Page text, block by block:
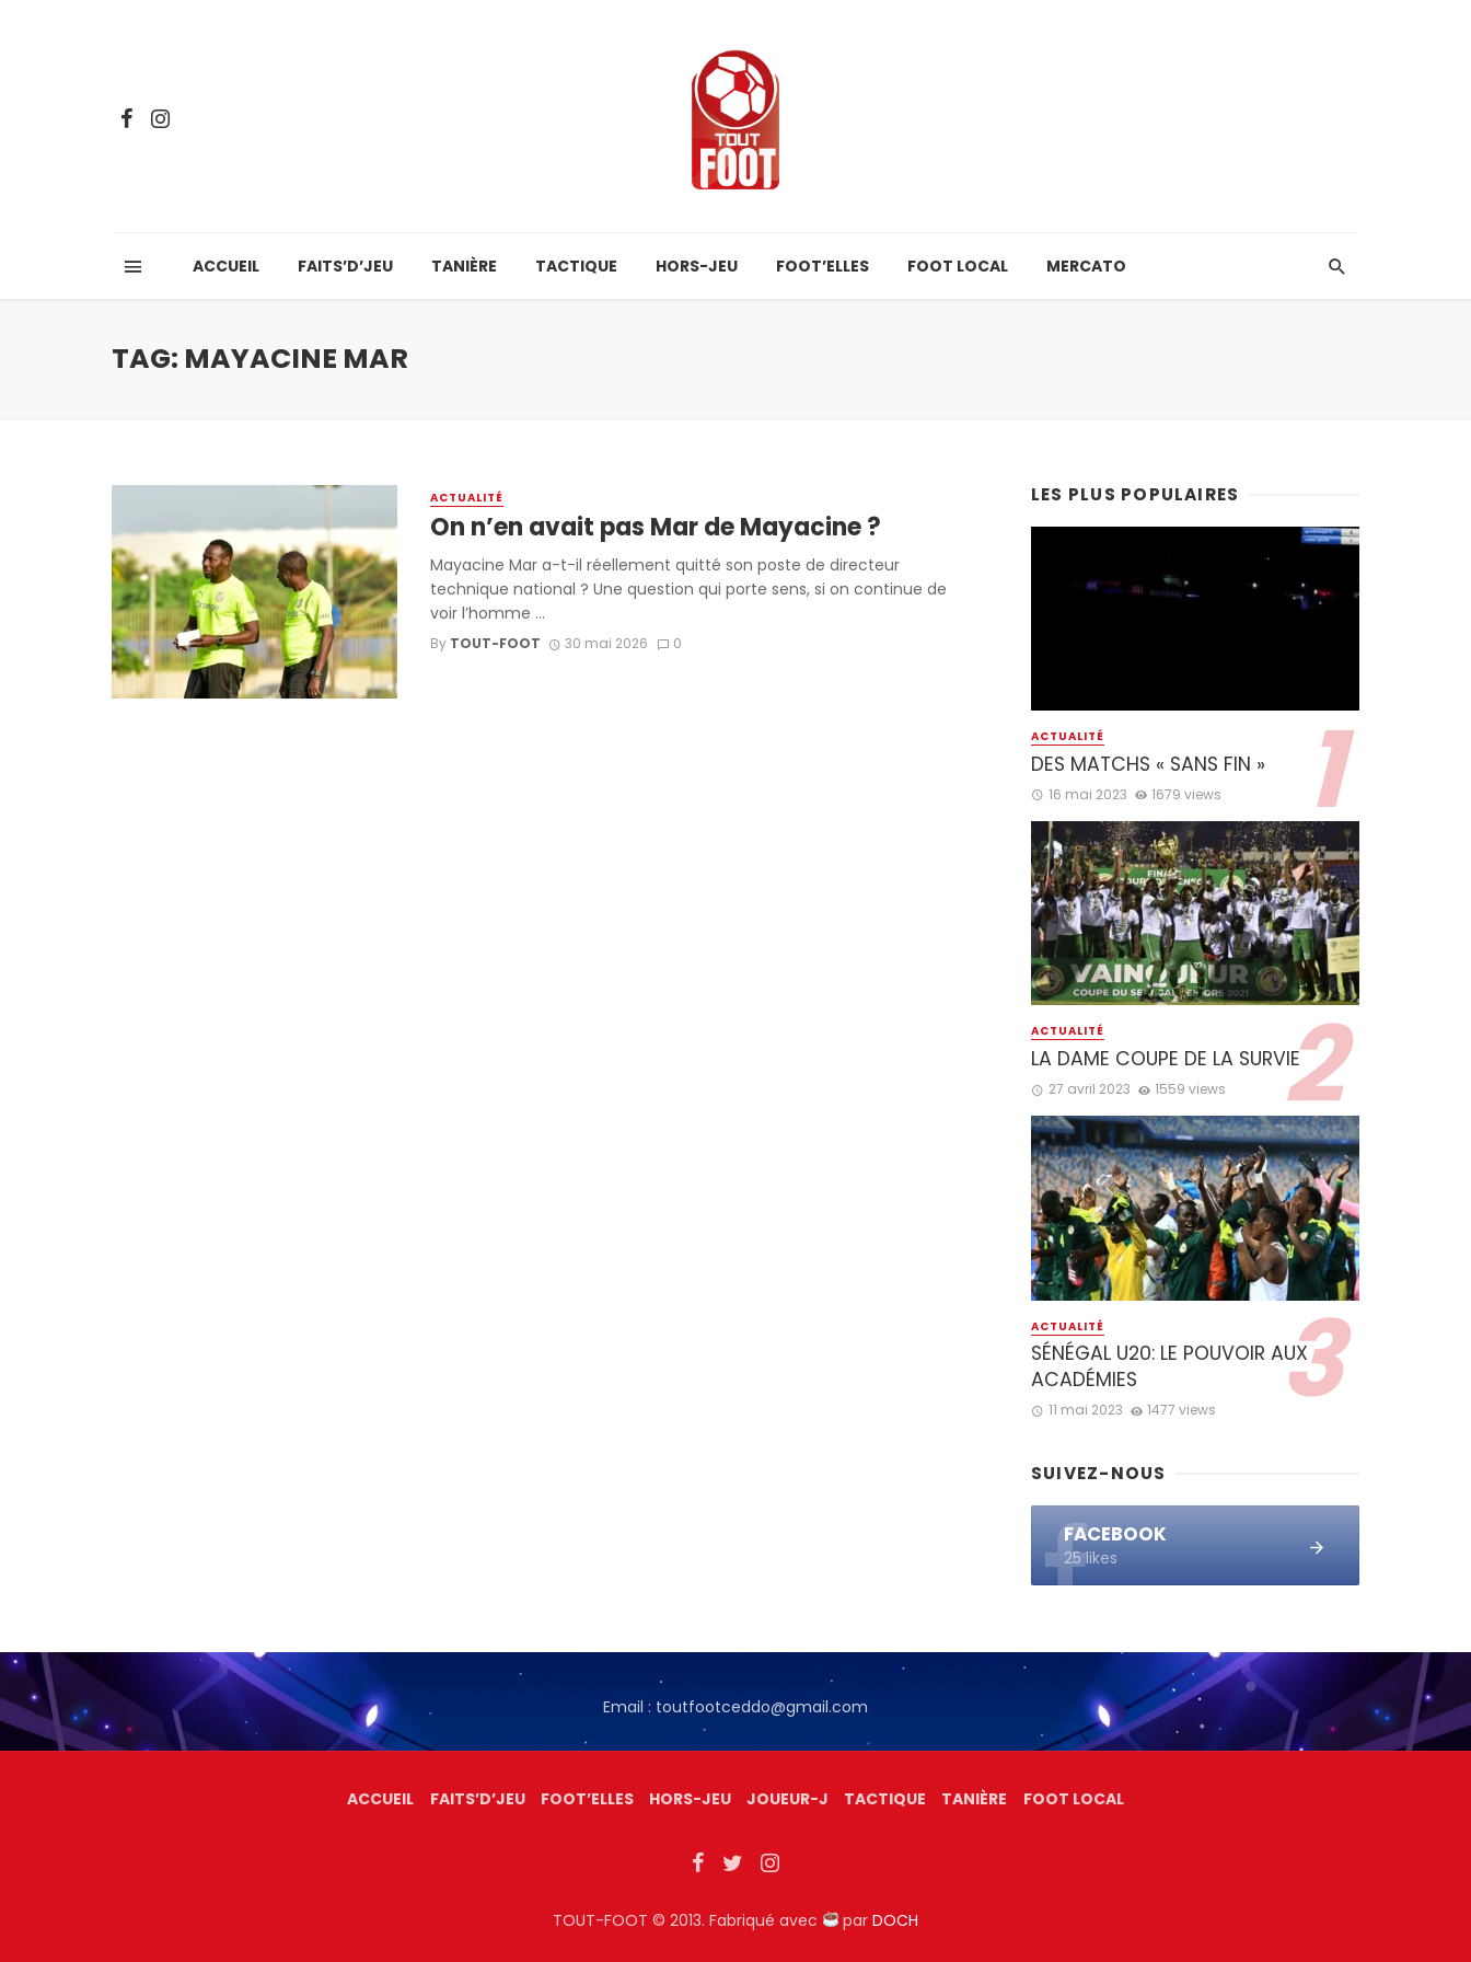
ACCUEIL FAITS’D’JEU TANIÈRE TACTIQUE HORS-JEU FOOT’ELLES FOOT LOCAL MERCATO
TAG: MAYACINE MAR
ACTUALITÉ
On n’en avait pas Mar de Mayacine ?
Mayacine Mar a-t-il réellement quitté son poste de directeur
technique national ? Une question qui porte sens, si on continue de
voir l’homme ...
By TOUT-FOOT 30 mai 2026 0
LES PLUS POPULAIRES
ACTUALITÉ
DES MATCHS « SANS FIN »
16 mai 2023 1679 views
ACTUALITÉ
LA DAME COUPE DE LA SURVIE
27 avril 2023 1559 views
ACTUALITÉ
SÉNÉGAL U20: LE POUVOIR AUX
ACADÉMIES
11 mai 2023 1477 views
SUIVEZ-NOUS
FACEBOOK
25 likes
Email : toutfootceddo@gmail.com
ACCUEIL FAITS’D’JEU FOOT’ELLES HORS-JEU JOUEUR-J TACTIQUE TANIÈRE FOOT LOCAL
TOUT-FOOT © 2013. Fabriqué avec parDOCH